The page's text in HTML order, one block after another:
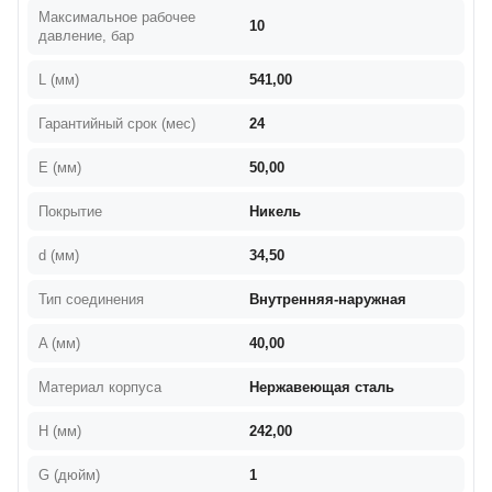
Максимальное рабочее
давление, бар
10
L (мм) 541,00
Гарантийный срок (мес) 24
E (мм) 50,00
Покрытие Никель
d (мм) 34,50
Тип соединения Внутренняя-наружная
A (мм) 40,00
Материал корпуса Нержавеющая сталь
H (мм) 242,00
G (дюйм) 1